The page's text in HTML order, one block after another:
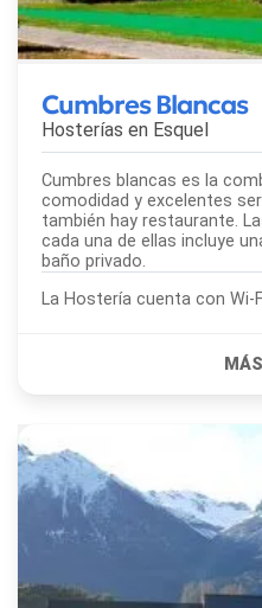
Cumbres Blancas
Hosterías en Esquel
Cumbres blancas es la
comodidad y excelentes
también hay restaurante.
cada una de ellas incluye
baño privado.
La